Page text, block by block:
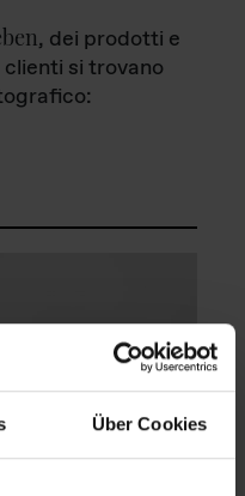
Über Cookies
, dei prodotti e
si trovano